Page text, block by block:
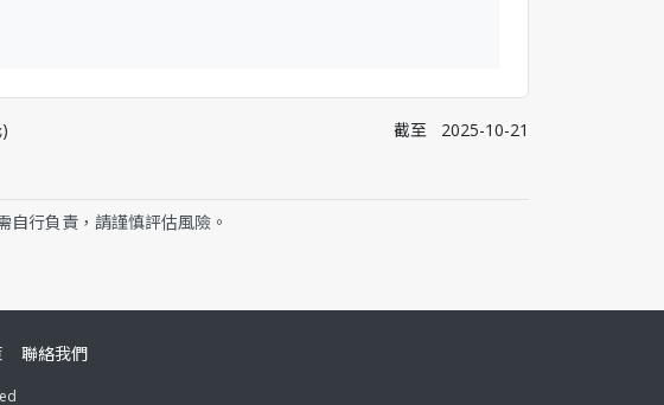
截至 2025-10-21
行負責，請謹慎評估風險。
聯絡我們